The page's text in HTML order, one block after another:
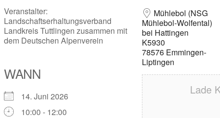
Veranstalter:
Landschaftserhaltungsverband
Landkreis Tuttlingen zusammen mit
dem Deutschen Alpenverein
WANN
14. Juni 2026
10:00 - 12:00
Mühlebol (NSG
Mühlebol-Wolfental)
bei Hattingen
K5930
78576 Emmingen-
Liptingen
Lade